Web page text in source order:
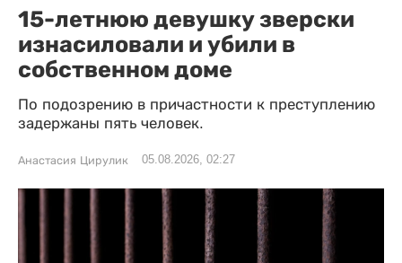
15-летнюю девушку зверски
изнасиловали и убили в
собственном доме
По подозрению в причастности к преступлению
задержаны пять человек.
Анастасия Цирулик 05.08.2026, 02:27